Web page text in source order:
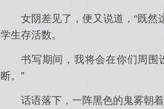
女阴差见了，便又说道，“既
学生存活数。
书写期间，我将会在你们周围
断。”
话语落下，一阵黑色的鬼雾朝